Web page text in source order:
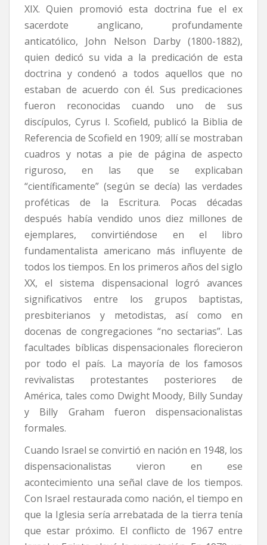
XIX. Quien promovió esta doctrina fue el ex
sacerdote anglicano, profundamente
anticatólico, John Nelson Darby (1800-1882),
quien dedicó su vida a la predicación de esta
doctrina y condenó a todos aquellos que no
estaban de acuerdo con él. Sus predicaciones
fueron reconocidas cuando uno de sus
discípulos, Cyrus I. Scofield, publicó la Biblia de
Referencia de Scofield en 1909; allí se mostraban
cuadros y notas a pie de página de aspecto
riguroso, en las que se explicaban
“científicamente” (según se decía) las verdades
proféticas de la Escritura. Pocas décadas
después había vendido unos diez millones de
ejemplares, convirtiéndose en el libro
fundamentalista americano más influyente de
todos los tiempos. En los primeros años del siglo
XX, el sistema dispensacional logró avances
significativos entre los grupos baptistas,
presbiterianos y metodistas, así como en
docenas de congregaciones “no sectarias”. Las
facultades bíblicas dispensacionales florecieron
por todo el país. La mayoría de los famosos
revivalistas protestantes posteriores de
América, tales como Dwight Moody, Billy Sunday
y Billy Graham fueron dispensacionalistas
formales.
Cuando Israel se convirtió en nación en 1948, los
dispensacionalistas vieron en ese
acontecimiento una señal clave de los tiempos.
Con Israel restaurada como nación, el tiempo en
que la Iglesia sería arrebatada de la tierra tenía
que estar próximo. El conflicto de 1967 entre